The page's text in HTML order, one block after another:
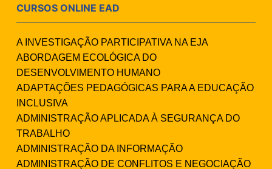
CURSOS ONLINE EAD
A INVESTIGAÇÃO PARTICIPATIVA NA EJA
ABORDAGEM ECOLÓGICA DO
DESENVOLVIMENTO HUMANO
ADAPTAÇÕES PEDAGÓGICAS PARA A EDUCAÇÃO
INCLUSIVA
ADMINISTRAÇÃO APLICADA À SEGURANÇA DO
TRABALHO
ADMINISTRAÇÃO DA INFORMAÇÃO
ADMINISTRAÇÃO DE CONFLITOS E NEGOCIAÇÃO